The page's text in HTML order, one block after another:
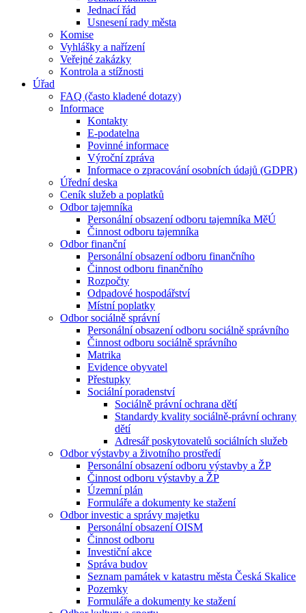
Jednací řád
Usnesení rady města
Komise
Vyhlášky a nařízení
Veřejné zakázky
Kontrola a stížnosti
Úřad
FAQ (často kladené dotazy)
Informace
Kontakty
E-podatelna
Povinné informace
Výroční zpráva
Informace o zpracování osobních údajů (GDPR)
Úřední deska
Ceník služeb a poplatků
Odbor tajemníka
Personální obsazení odboru tajemníka MěÚ
Činnost odboru tajemníka
Odbor finanční
Personální obsazení odboru finančního
Činnost odboru finančního
Rozpočty
Odpadové hospodářství
Místní poplatky
Odbor sociálně správní
Personální obsazení odboru sociálně správního
Činnost odboru sociálně správního
Matrika
Evidence obyvatel
Přestupky
Sociální poradenství
Sociálně právní ochrana dětí
Standardy kvality sociálně-právní ochrany
dětí
Adresář poskytovatelů sociálních služeb
Odbor výstavby a životního prostředí
Personální obsazení odboru výstavby a ŽP
Činnost odboru výstavby a ŽP
Územní plán
Formuláře a dokumenty ke stažení
Odbor investic a správy majetku
Personální obsazení OISM
Činnost odboru
Investiční akce
Správa budov
Seznam památek v katastru města Česká Skalice
Pozemky
Formuláře a dokumenty ke stažení